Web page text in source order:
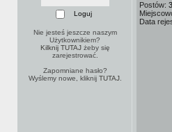
Nie jesteś jeszcze naszym
Użytkownikiem?
Kilknij TUTAJżeby się
zarejestrować.
Zapomniane hasło?
Wyślemy nowe, kliknij TUTAJ.
Postów:
Data